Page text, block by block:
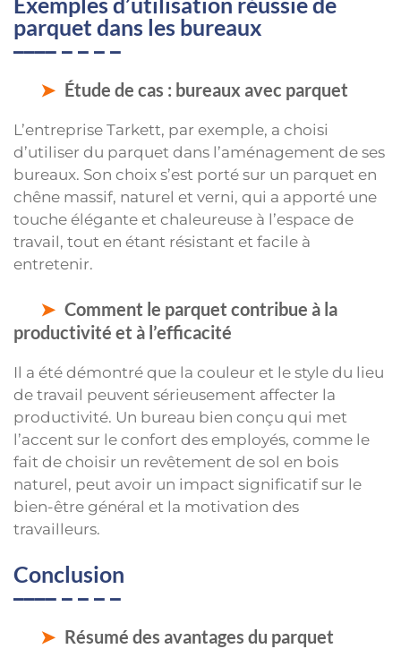
parquet dans les bureaux
Étude de cas : bureaux avec parquet
L’entreprise Tarkett, par exemple, a choisi
d’utiliser du parquet dans l’aménagement de ses
bureaux. Son choix s’est porté sur un parquet en
chêne massif, naturel et verni, qui a apporté une
touche élégante et chaleureuse à l’espace de
travail, tout en étant résistant et facile à
entretenir.
Comment le parquet contribue à la
productivité et à l’efficacité
Il a été démontré que la couleur et le style du lieu
de travail peuvent sérieusement affecter la
productivité. Un bureau bien conçu qui met
l’accent sur le confort des employés, comme le
fait de choisir un revêtement de sol en bois
naturel, peut avoir un impact significatif sur le
bien-être général et la motivation des
travailleurs.
Conclusion
Résumé des avantages du parquet